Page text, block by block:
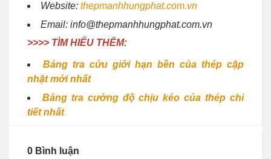
Website: thepmanhhungphat.com.vn
Email: info@thepmanhhungphat.com.vn
>>>> TÌM HIỂU THÊM:
Bảng tra cứu giới hạn bền của thép cập
nhật mới nhất
Bảng tra cường độ chịu kéo của thép chi
tiết nhất
0 Bình luận